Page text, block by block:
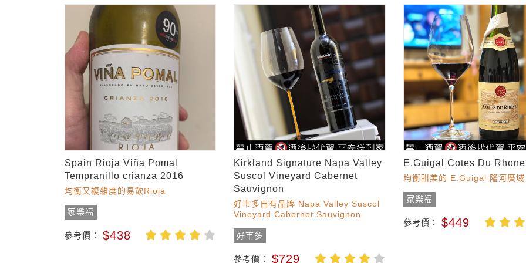
Spain Rioja Viña Pomal
Tempranillo crianza 2016
均衡又複雜度的易飲Rioja
家樂福
參考價： $438
Kirkland Signature Napa Valley
Suscol Vineyard Cabernet
Sauvignon
好市多自有品牌 Napa Valley Suscol
Vineyard Cabernet Sauvignon
好市多
參考價： $729
E.Guigal Cotes Du
均衡甜美的 E.Guigal 隆河廣
家樂福
參考價： $449